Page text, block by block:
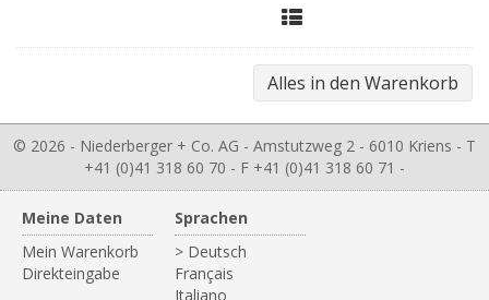
© 2026 - Niederberger + Co. AG - Amstutzweg 2 - 6010 Kriens - T
+41 (0)41 318 60 70 - F +41 (0)41 318 60 71 -
Meine Daten
Mein Warenkorb
Direkteingabe
Sprachen
> Deutsch
Français
Italiano